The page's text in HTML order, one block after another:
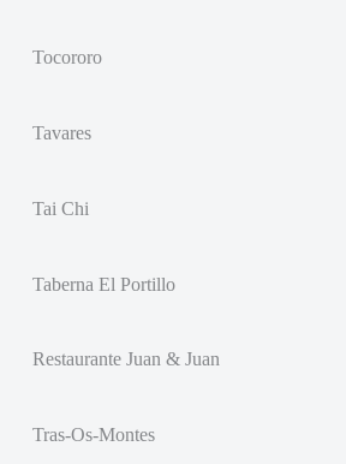
Tocororo
Tavares
Tai Chi
Taberna El Portillo
Restaurante Juan & Juan
Tras-Os-Montes